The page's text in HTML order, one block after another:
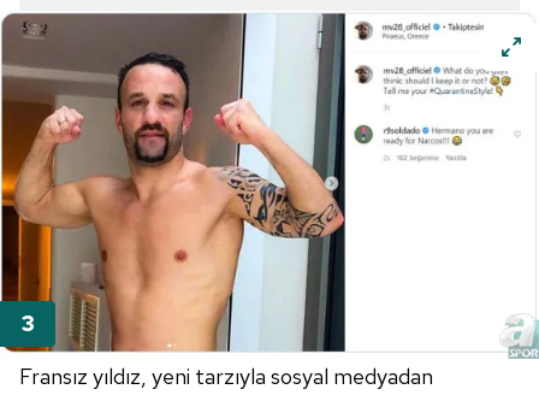
Fransız yıldız, yeni tarzıyla sosyal medyadan